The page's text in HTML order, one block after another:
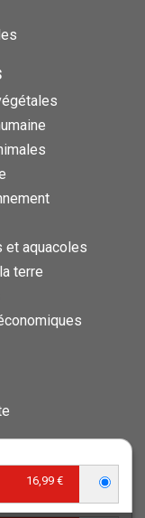
16,99 €
et aquacoles
terre